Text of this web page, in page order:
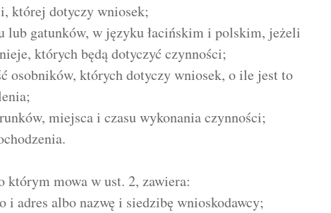
której dotyczy wniosek;
lub gatunków, w języku łacińskim i polskim, jeżeli
których będą dotyczyć czynności;
osobników, których dotyczy wniosek, o ile jest to
miejsca i czasu wykonania czynności;
którym mowa w ust. 2, zawiera:
i adres albo nazwę i siedzibę wnioskodawcy;